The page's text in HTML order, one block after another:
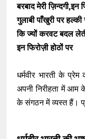
बरबाद मेरी ज़िन्दगी,इन
गुलाबी पाँखुरी पर
कि ज्यों करवट बदल
इन फिरोज़ी होठों पर
धर्मवीर भारती के
अपनी निरीहता में
के संगठन में व्यस्त हैं।